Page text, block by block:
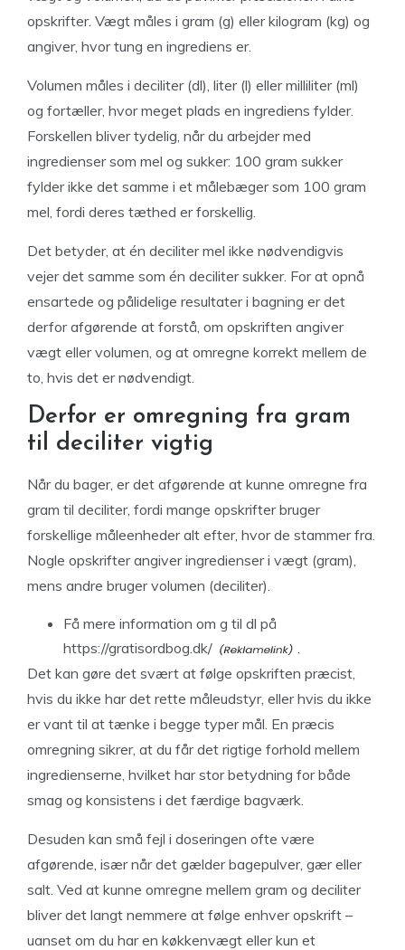
opskrifter. Vægt måles i gram (g) eller kilogram (kg) og
angiver, hvor tung en ingrediens er.
Volumen måles i deciliter (dl), liter (l) eller milliliter (ml)
og fortæller, hvor meget plads en ingrediens fylder.
Forskellen bliver tydelig, når du arbejder med
ingredienser som mel og sukker: 100 gram sukker
fylder ikke det samme i et målebæger som 100 gram
mel, fordi deres tæthed er forskellig.
Det betyder, at én deciliter mel ikke nødvendigvis
vejer det samme som én deciliter sukker. For at opnå
ensartede og pålidelige resultater i bagning er det
derfor afgørende at forstå, om opskriften angiver
vægt eller volumen, og at omregne korrekt mellem de
to, hvis det er nødvendigt.
Derfor er omregning fra gram
til deciliter vigtig
Når du bager, er det afgørende at kunne omregne fra
gram til deciliter, fordi mange opskrifter bruger
forskellige måleenheder alt efter, hvor de stammer fra.
Nogle opskrifter angiver ingredienser i vægt (gram),
mens andre bruger volumen (deciliter).
Få mere information om g til dl på
https://gratisordbog.dk/
Det kan gøre det svært at følge opskriften præcist,
hvis du ikke har det rette måleudstyr, eller hvis du ikke
er vant til at tænke i begge typer mål. En præcis
omregning sikrer, at du får det rigtige forhold mellem
ingredienserne, hvilket har stor betydning for både
smag og konsistens i det færdige bagværk.
Desuden kan små fejl i doseringen ofte være
afgørende, især når det gælder bagepulver, gær eller
salt. Ved at kunne omregne mellem gram og deciliter
bliver det langt nemmere at følge enhver opskrift –
uanset om du har en køkkenvægt eller kun et